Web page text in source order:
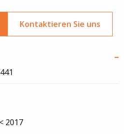
Kontaktieren Sie uns
2017